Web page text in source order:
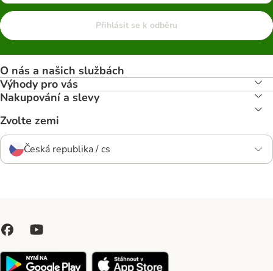
Přihlásit se k odběru
O nás a našich službách
Výhody pro vás
Nakupování a slevy
Zvolte zemi
Česká republika / cs